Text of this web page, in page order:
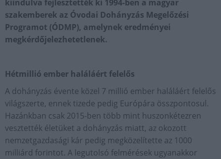
kiindulva fejlesztették ki 1994-ben a magyar
szakemberek az Óvodai Dohányzás Megelőzési
Programot (ÓDMP), amelynek eredményei
megkérdőjelezhetetlenek.
Hétmillió ember haláláért felelős
A dohányzás évente közel 7 millió ember haláláért felelős
világszerte, ennek tizede pedig Európára összpontosul.
Hazánkban csak 2015-ben több mint huszonkétezren
vesztették életüket a dohányzás miatt, az okozott
nemzetgazdasági kár pedig megközelítette az 1000
milliárd forintot. A legutolsó felmérések ugyanakkor